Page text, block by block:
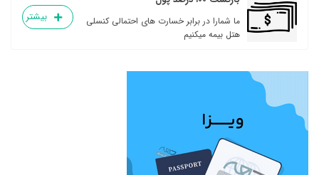
ما شمارا در برابر خسارت های احتمالی کنسلی
هتل بیمه میکنیم
بیشتر